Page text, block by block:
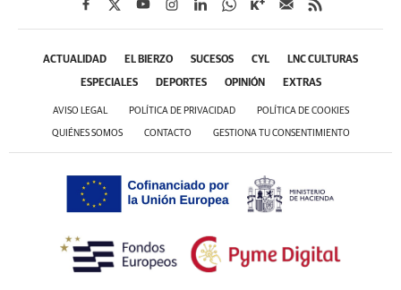
ACTUALIDAD EL BIERZO SUCESOS CYL LNC CULTURAS
ESPECIALES DEPORTES OPINIÓN EXTRAS
AVISO LEGAL POLÍTICA DE PRIVACIDAD POLÍTICA DE COOKIES
QUIÉNES SOMOS CONTACTO GESTIONA TU CONSENTIMIENTO